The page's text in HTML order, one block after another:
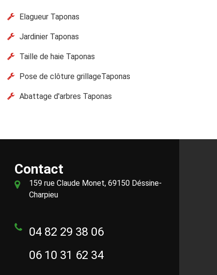
Elagueur Taponas
Jardinier Taponas
Taille de haie Taponas
Pose de clôture grillageTaponas
Abattage d'arbres Taponas
Contact
159 rue Claude Monet, 69150 Déssine-
Charpieu
04 82 29 38 06
06 10 31 62 34